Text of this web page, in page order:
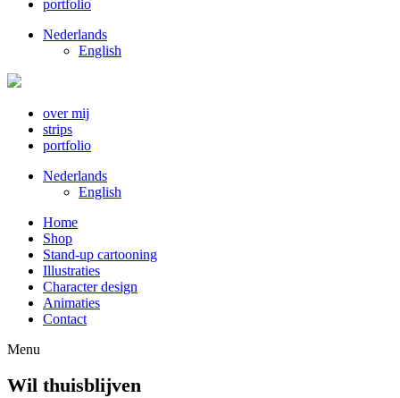
portfolio
Nederlands
English
over mij
strips
portfolio
Nederlands
English
Home
Shop
Stand-up cartooning
Illustraties
Character design
Animaties
Contact
Menu
Wil thuisblijven